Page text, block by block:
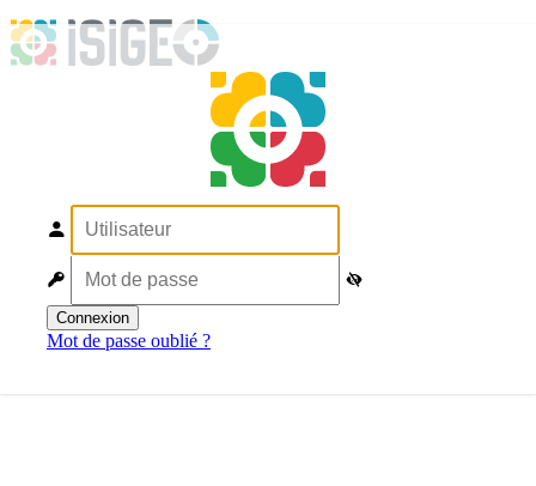
Connexion
Mot de passe oublié ?